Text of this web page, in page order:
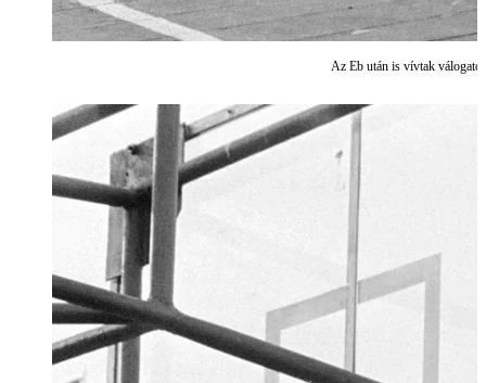
Az Eb után is vívtak